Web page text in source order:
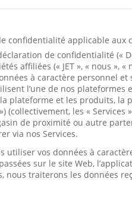
confidentialité applicable aux
de confidentialité («
affiliées (« JET », « nous
à caractère personnel et
l’une de nos plateformes
plateforme et les produits, la
(collectivement, les «
de proximité ou autre
via nos Services.
utiliser vos données à
sur le site Web,
nous traiterons les données